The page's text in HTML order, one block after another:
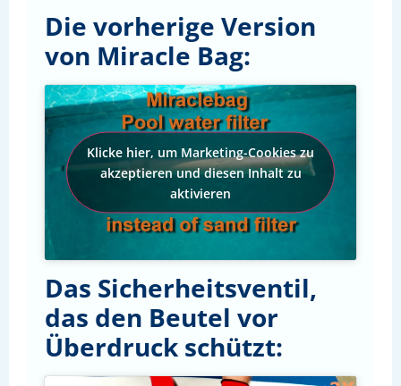
Die vorherige Version
von Miracle Bag:
Klicke hier, um Marketing-Cookies zu
akzeptieren und diesen Inhalt zu
aktivieren
Das Sicherheitsventil,
das den Beutel vor
Überdruck schützt: